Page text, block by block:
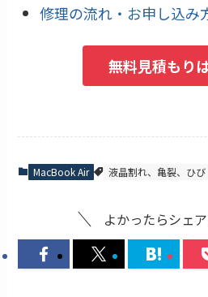
修理の流れ・お申し込み
無料見積もり
MacBook Air 液晶割れ、亀裂、ひび
よかったらシェ